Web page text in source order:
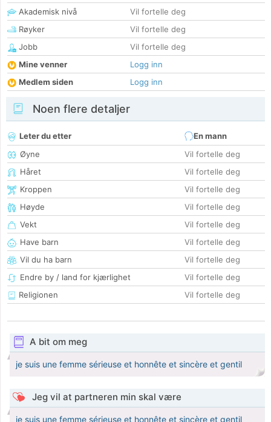
Akademisk nivå
Vil fortelle deg
Røyker
Vil fortelle deg
Jobb
Vil fortelle deg
Mine venner
Logg inn
Medlem siden
Logg inn
Noen flere detaljer
Leter du etter
En mann
Øyne
Vil fortelle deg
Håret
Vil fortelle deg
Kroppen
Vil fortelle deg
Høyde
Vil fortelle deg
Vekt
Vil fortelle deg
Have barn
Vil fortelle deg
Vil du ha barn
Vil fortelle deg
Endre by / land for kjærlighet
Vil fortelle deg
Religionen
Vil fortelle deg
A bit om meg
je suis une femme sérieuse et honnête et sincère et gentil
Jeg vil at partneren min skal være
je suis une femme sérieuse et honnête et sincère et gentil